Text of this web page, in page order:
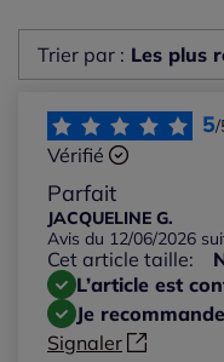
Trier par : Les plus
Les plus récents
Les plus anciens
Notes les plus
Notes les plus
5/
Vérifié
Parfait
JACQUELINE G.
Avis du 12/06/2026
Cet article taille:
L’article est
Je
Signaler